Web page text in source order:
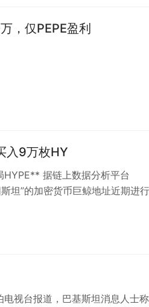
，仅PEPE盈利
入9万枚HY
HYPE** 据链上数据分析平台
坦”的加密货币巨鲸地址近期进
视台报道，巴基斯坦消息人士